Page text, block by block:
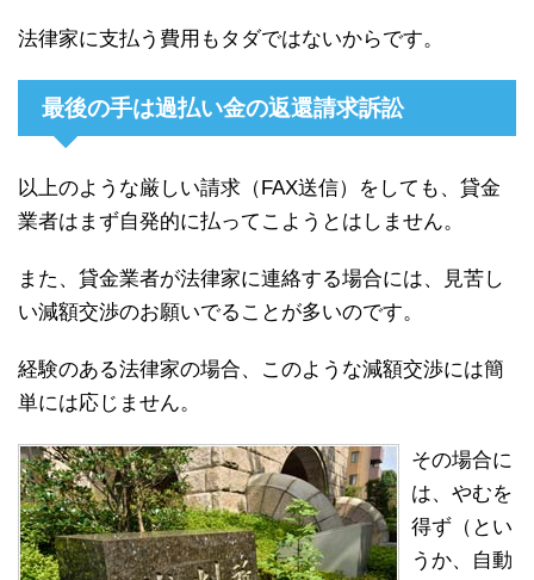
法律家に支払う費用もタダではないからです。
最後の手は過払い金の返還請求訴訟
以上のような厳しい請求（FAX送信）をしても、貸金
業者はまず自発的に払ってこようとはしません。
また、貸金業者が法律家に連絡する場合には、見苦し
い減額交渉のお願いでることが多いのです。
経験のある法律家の場合、このような減額交渉には簡
単には応じません。
その場合に
は、やむを
得ず（とい
うか、自動